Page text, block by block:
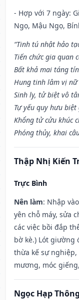
- Hợp với 7 ngày:
Ngọ, Mậu Ngọ,
“Tinh tú nhật hảo
Tiến chức gia quan
Bất khả mai táng
Hung tinh lâm vị nữ
Sinh ly, tử biệt vô
Tự yếu quy hưu biệt
Khổng tử cửu khúc
Phóng thủy, khai
Thập Nhị Kiến
Trực Bình
Nên làm: Nhập
yên chỗ máy, sửa
các việc bồi đắp
bờ kè.) Lót
thừa kế sự
mương, móc
Ngọc Hạp